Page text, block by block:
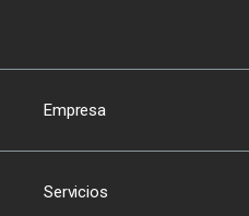
Empresa
Servicios